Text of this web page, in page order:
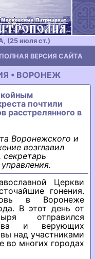
(25 июля ст.)
ПОЛНАЯ ВЕРСИЯ САЙТА
• ВОРОНЕЖ
почтили
расстрелянного в
Воронежского и
возглавил
Церкви
гонения.
в Воронеже
В этот день от
отправился
и верующих
над участниками
во многих городах